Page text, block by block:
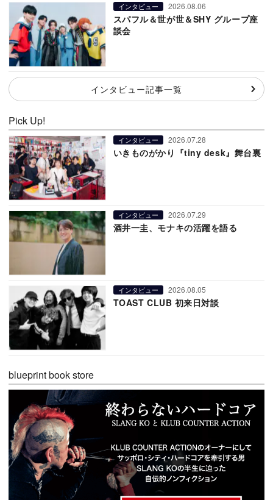
インタビュー 2026.08.06
スパフル＆世が世＆SHY グループ座
談会
インタビュー記事一覧
Pick Up!
インタビュー 2026.07.28
いきものがかり『tiny desk』舞台裏
インタビュー 2026.07.29
酒井一圭、モナキの活躍を語る
インタビュー 2026.08.05
TOAST CLUB 初来日対談
blueprint book store